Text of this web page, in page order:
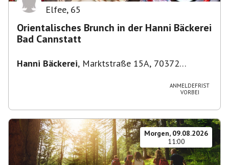
Elfee, 65
Orientalisches Brunch in der Hanni Bäckerei
Bad Cannstatt
Hanni Bäckerei, Marktstraße 15A, 70372
ANMELDEFRIST
VORBEI
Morgen, 09.08.2026
11:00